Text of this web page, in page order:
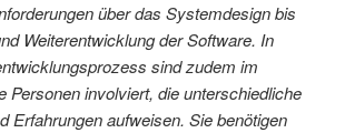
über das Systemdesign bis
Weiterentwicklung der Software. In
sind zudem im
Personen involviert, die unterschiedliche
Erfahrungen aufweisen. Sie benötigen